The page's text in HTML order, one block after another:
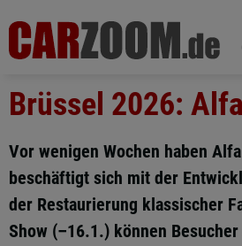
Brüssel 2026:
Vor wenigen Wochen haben
beschäftigt sich mit der
der Restaurierung klassischer
Show (–16.1.) können